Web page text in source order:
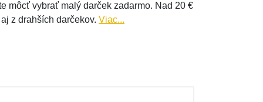
môcť vybrať malý darček zadarmo. Nad 20 €
z drahších darčekov. Viac...